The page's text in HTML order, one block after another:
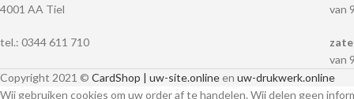
4001 AA Tiel
tel.: 0344 611 710
van
van
Copyright 2021 © CardShop | uw-site.onlineen uw-drukwerk.online
Wij gebruiken cookies om uw order af te handelen. Wij delen geen